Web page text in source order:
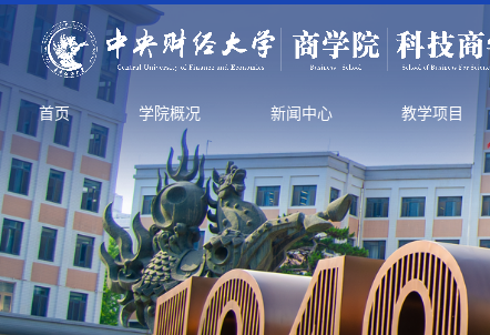
首页 学院概况 新闻中心 教学项目